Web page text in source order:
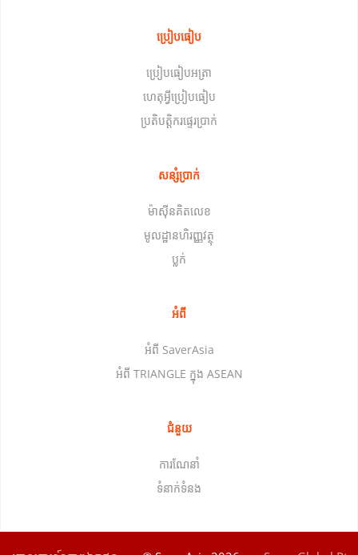
ប្រៀបធៀប
ប្រៀបធៀបអត្រា
ហេតុអ្វីប្រៀបធៀប
ប្រតិបត្តិករផ្ទេរប្រាក់
សន្សំប្រាក់
ម៉ាស៊ីនគិតលេខ
មូលដ្ឋានហិរញ្ញវត្ថុ
ប្លក់
អំពី
អំពី SaverAsia
អំពី TRIANGLE ក្នុង ASEAN
ជំនួយ
ការណែនាំ
ទំនាក់ទំនង